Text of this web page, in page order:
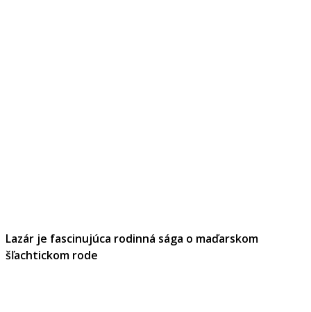
Lazár je fascinujúca rodinná sága o maďarskom
šľachtickom rode